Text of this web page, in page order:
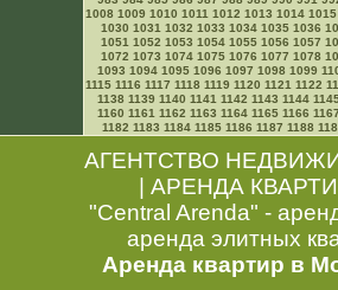
1008 1009 1010 1011 1012 1013 1014 1015
1030 1031 1032 1033 1034 1035 1036
1051 1052 1053 1054 1055 1056 1057
1072 1073 1074 1075 1076 1077 1078
1093 1094 1095 1096 1097 1098 1099
1115 1116 1117 1118 1119 1120 1121 1122
1138 1139 1140 1141 1142 1143 1144
1160 1161 1162 1163 1164 1165 1166
1182 1183 1184 1185 1186 1187 1188
АГЕНТСТВО
|АРЕНДА
"Central Arenda" -
аренда элитных
Аренда квартир в